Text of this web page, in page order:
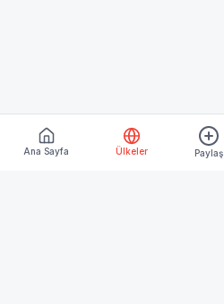
Ana Sayfa Ülkeler Paylaş